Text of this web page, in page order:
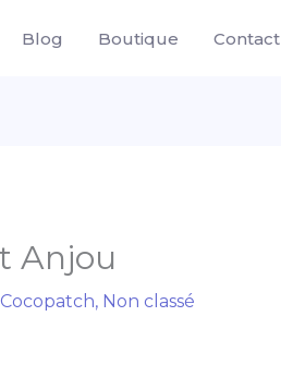
Blog Boutique Contact
Anjou
, Non classé